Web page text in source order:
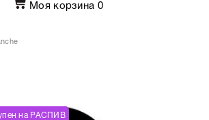
Моя корзина 0
на РАСПИВ